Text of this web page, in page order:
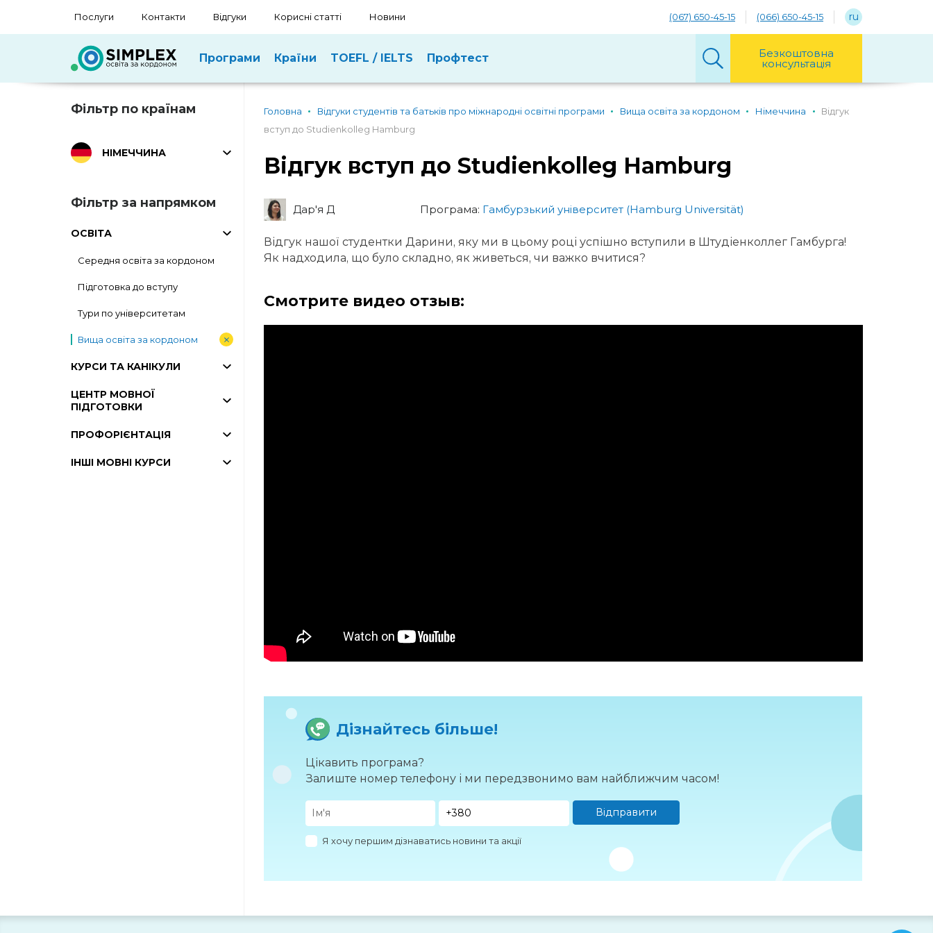
Послуги Контакти Відгуки Корисні статті Новини (067) 650-45-15 (066) 650-45-15 ru
Програми Країни TOEFL / IELTS Профтест Безкоштовна
консультація
Фільтр по країнам
НІМЕЧЧИНА
Фільтр за напрямком
ОСВІТА
Середня освіта за кордоном
Підготовка до вступу
Тури по університетам
Вища освіта за кордоном
КУРСИ ТА КАНІКУЛИ
ЦЕНТР МОВНОЇ
ПІДГОТОВКИ
ПРОФОРІЄНТАЦІЯ
ІНШІ МОВНІ КУРСИ
Головна Відгуки студентів та батьків про міжнародні освітні програми Вища освіта за кордоном Німеччина
Відгук
вступ до Studienkolleg Hamburg
Відгук вступ до Studienkolleg Hamburg
Дар'я Д Програма: Гамбурзький університет (Hamburg Universität)
Відгук нашої студентки Дарини, яку ми в цьому році успішно вступили в Штудіенколлег Гамбурга!
Як надходила, що було складно, як живеться, чи важко вчитися?
Смотрите видео отзыв:
Дізнайтесь більше!
Цікавить програма?
Залиште номер телефону і ми передзвонимо вам найближчим часом!
Я хочу першим дізнаватись новини та акції
Відправити